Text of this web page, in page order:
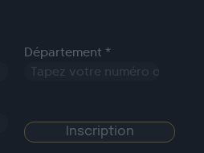
Département *